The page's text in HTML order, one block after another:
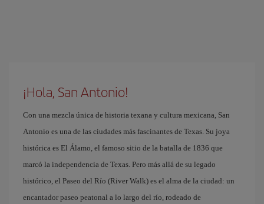
¡Hola, San Antonio!
Con una mezcla única de historia texana y cultura mexicana, San
Antonio es una de las ciudades más fascinantes de Texas. Su joya
histórica es El Álamo, el famoso sitio de la batalla de 1836 que
marcó la independencia de Texas. Pero más allá de su legado
histórico, el Paseo del Río (River Walk) es el alma de la ciudad: un
encantador paseo peatonal a lo largo del río, rodeado de